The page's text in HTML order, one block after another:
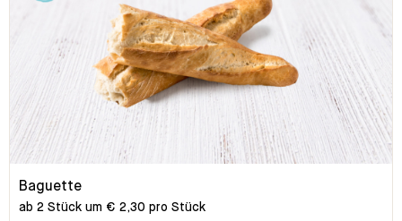
Baguette
ab 2 Stück um € 2,30 pro Stück